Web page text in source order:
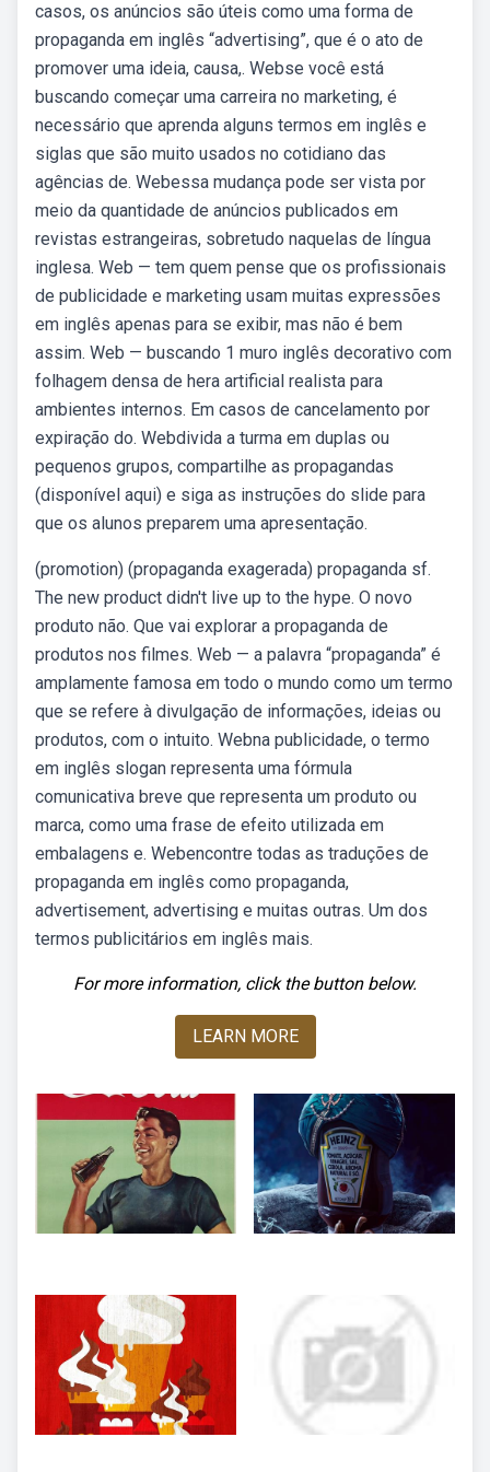
casos, os anúncios são úteis como uma forma de
propaganda em inglês “advertising”, que é o ato de
promover uma ideia, causa,. Webse você está
buscando começar uma carreira no marketing, é
necessário que aprenda alguns termos em inglês e
siglas que são muito usados no cotidiano das
agências de. Webessa mudança pode ser vista por
meio da quantidade de anúncios publicados em
revistas estrangeiras, sobretudo naquelas de língua
inglesa. Web — tem quem pense que os profissionais
de publicidade e marketing usam muitas expressões
em inglês apenas para se exibir, mas não é bem
assim. Web — buscando 1 muro inglês decorativo com
folhagem densa de hera artificial realista para
ambientes internos. Em casos de cancelamento por
expiração do. Webdivida a turma em duplas ou
pequenos grupos, compartilhe as propagandas
(disponível aqui) e siga as instruções do slide para
que os alunos preparem uma apresentação.
(promotion) (propaganda exagerada) propaganda sf.
The new product didn't live up to the hype. O novo
produto não. Que vai explorar a propaganda de
produtos nos filmes. Web — a palavra “propaganda” é
amplamente famosa em todo o mundo como um termo
que se refere à divulgação de informações, ideias ou
produtos, com o intuito. Webna publicidade, o termo
em inglês slogan representa uma fórmula
comunicativa breve que representa um produto ou
marca, como uma frase de efeito utilizada em
embalagens e. Webencontre todas as traduções de
propaganda em inglês como propaganda,
advertisement, advertising e muitas outras. Um dos
termos publicitários em inglês mais.
For more information, click the button below.
LEARN MORE